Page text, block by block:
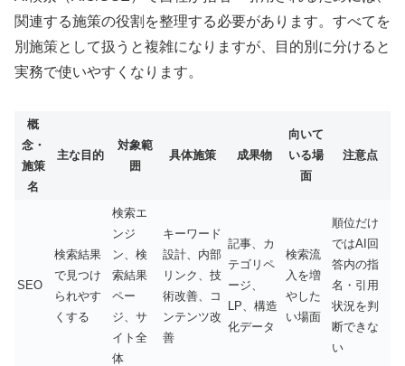
関連する施策の役割を整理する必要があります。すべてを
別施策として扱うと複雑になりますが、目的別に分けると
実務で使いやすくなります。
概
念・
施策
名
主な目的
対象範
囲
具体施策 成果物
向いて
いる場
面
注意点
SEO
検索結果
で見つけ
られやす
くする
検索エ
ンジ
ン、検
索結果
ペー
ジ、サ
イト全
体
キーワード
設計、内部
リンク、技
術改善、コ
ンテンツ改
善
記事、カ
テゴリペ
ージ、
LP、構造
化データ
検索流
入を増
やした
い場面
順位だけ
ではAI回
答内の指
名・引用
状況を判
断できな
い